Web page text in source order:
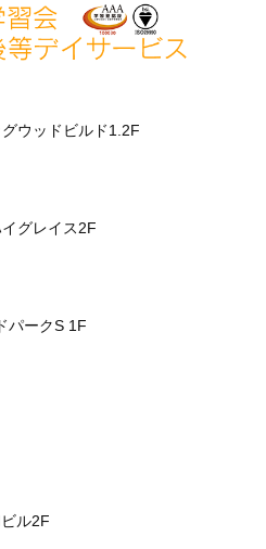
ウッドビルド1.2F
グレイス2F
パークS 1F
ル2F